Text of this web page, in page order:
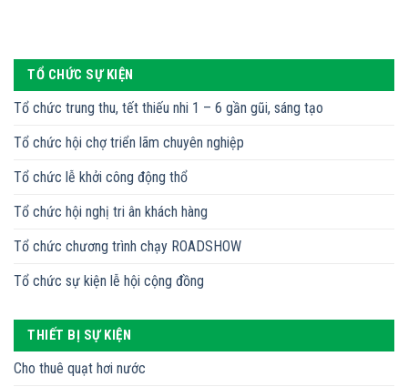
TỔ CHỨC SỰ KIỆN
Tổ chức trung thu, tết thiếu nhi 1 – 6 gần gũi, sáng tạo
Tổ chức hội chợ triển lãm chuyên nghiệp
Tổ chức lễ khởi công động thổ
Tổ chức hội nghị tri ân khách hàng
Tổ chức chương trình chạy ROADSHOW
Tổ chức sự kiện lễ hội cộng đồng
THIẾT BỊ SỰ KIỆN
Cho thuê quạt hơi nước